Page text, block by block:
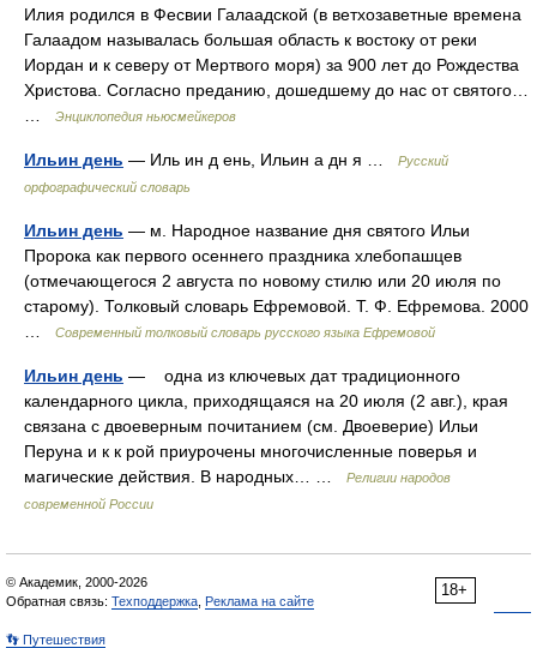
Илия родился в Фесвии Галаадской (в ветхозаветные времена
Галаадом называлась большая область к востоку от реки
Иордан и к северу от Мертвого моря) за 900 лет до Рождества
Христова. Согласно преданию, дошедшему до нас от святого…
Энциклопедия ньюсмейкеров
Ильин день — Иль ин д ень, Ильин а дн я …
Русский
орфографический словарь
Ильин день — м. Народное название дня святого Ильи
Пророка как первого осеннего праздника хлебопашцев
(отмечающегося 2 августа по новому стилю или 20 июля по
старому). Толковый словарь Ефремовой. Т. Ф. Ефремова. 2000
Современный толковый словарь русского языка Ефремовой
Ильин день — одна из ключевых дат традиционного
календарного цикла, приходящаяся на 20 июля (2 авг.), края
связана с двоеверным почитанием (см. Двоеверие) Ильи
Перуна и к к рой приурочены многочисленные поверья и
магические действия. В народных… …
Религии народов
современной России
18+
© Академик, 2000-2026
Обратная связь: Техподдержка Реклама на сайте
👣 Путешествия